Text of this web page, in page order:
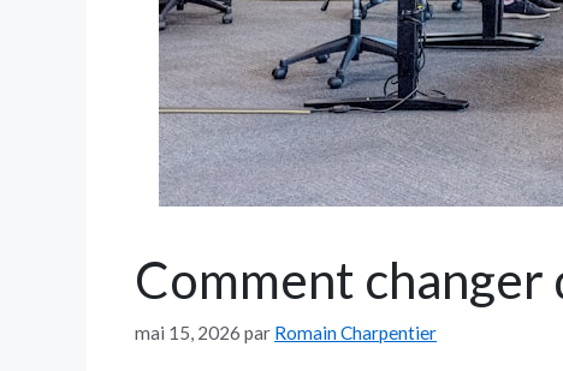
Comment changer
mai 15, 2026 par Romain Charpentier